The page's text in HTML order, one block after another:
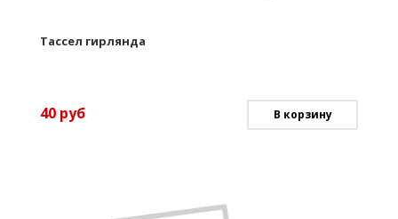
Тассел гирлянда
40 руб В корзину